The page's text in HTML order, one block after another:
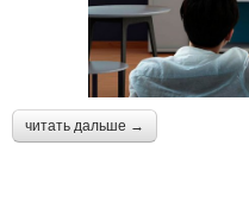
читать дальше →